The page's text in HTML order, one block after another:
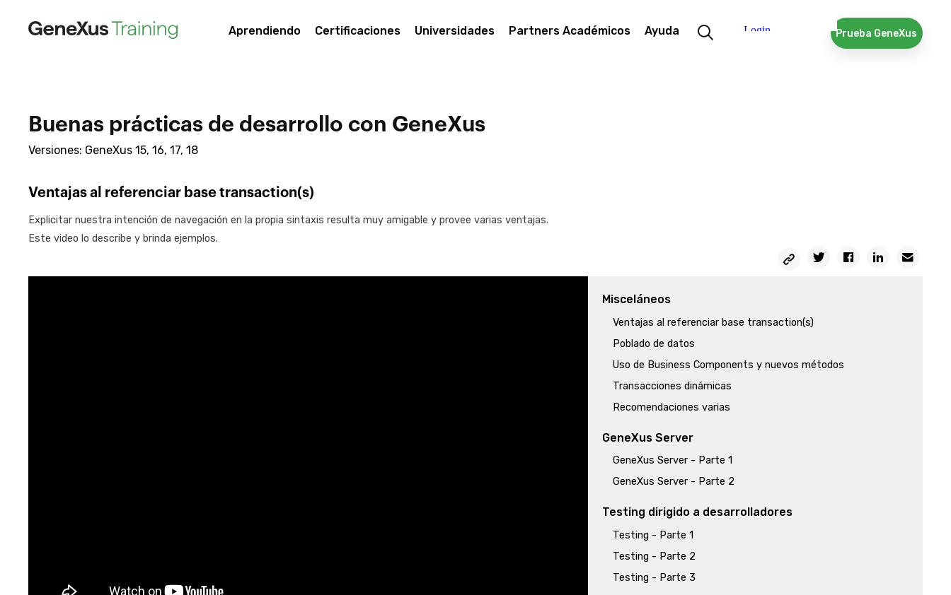
Aprendiendo Certificaciones Universidades Partners Académicos Ayuda Prueba GeneXus
Versiones: GeneXus 15, 16, 17, 18
Buenas prácticas de desarrollo con GeneXus
Ventajas al referenciar base transaction(s)
Explicitar nuestra intención de navegación en la propia sintaxis resulta muy amigable y provee varias ventajas.
Este video lo describe y brinda ejemplos.
Copiar
Permalink
Twitter FacebookLinkedin
Misceláneos
Ventajas al referenciar base transaction(s)
Poblado de datos
Uso de Business Components y nuevos métodos
Transacciones dinámicas
Recomendaciones varias
GeneXus Server
GeneXus Server - Parte 1
GeneXus Server - Parte 2
Testing dirigido a desarrolladores
Testing - Parte 1
Testing - Parte 2
Testing - Parte 3